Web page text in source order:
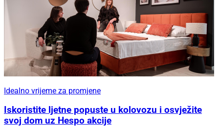
Idealno vrijeme za promjene
Iskoristite ljetne popuste u kolovozu i osvježite
svoj dom uz Hespo akcije